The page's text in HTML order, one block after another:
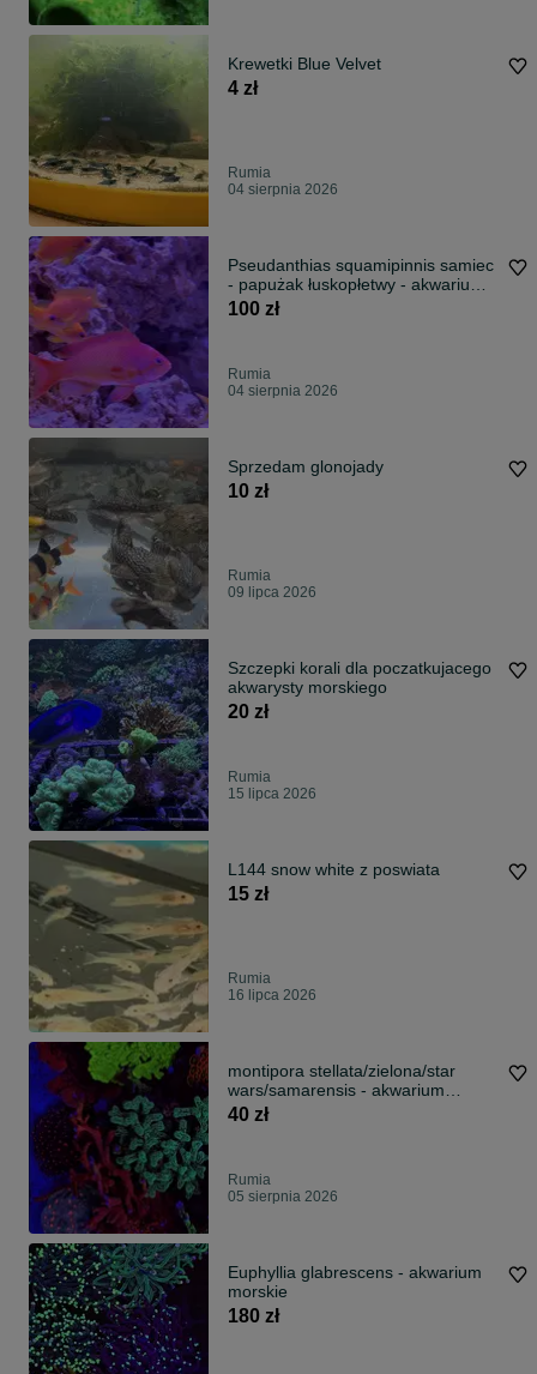
Krewetki Blue Velvet
4 zł
Rumia
04 sierpnia 2026
Pseudanthias squamipinnis samiec
- papużak łuskopłetwy - akwarium
morskie
100 zł
Rumia
04 sierpnia 2026
Sprzedam glonojady
10 zł
Rumia
09 lipca 2026
Szczepki korali dla poczatkujacego
akwarysty morskiego
20 zł
Rumia
15 lipca 2026
L144 snow white z poswiata
15 zł
Rumia
16 lipca 2026
montipora stellata/zielona/star
wars/samarensis - akwarium
morskie
40 zł
Rumia
05 sierpnia 2026
Euphyllia glabrescens - akwarium
morskie
180 zł